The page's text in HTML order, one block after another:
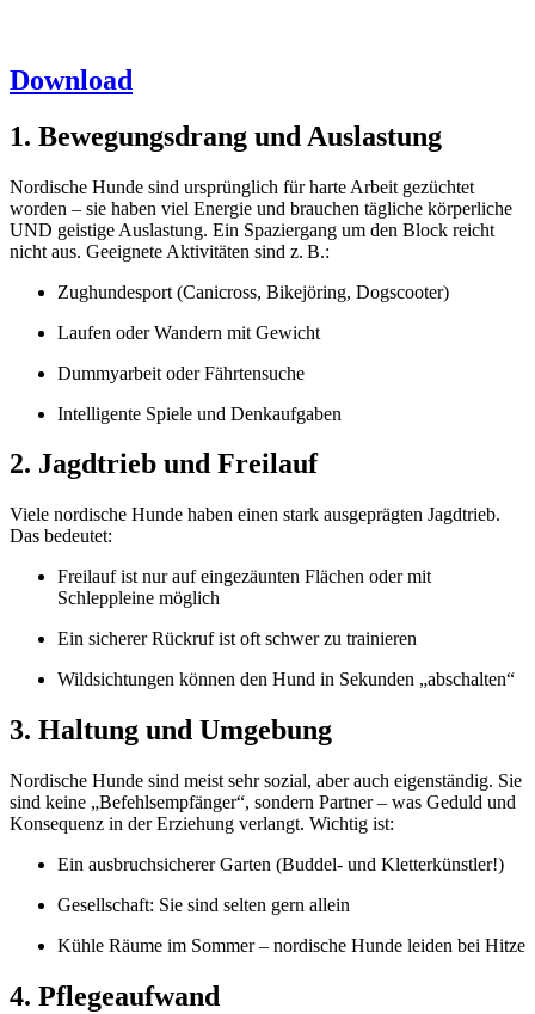
Download
1. Bewegungsdrang und Auslastung
Nordische Hunde sind ursprünglich für harte Arbeit gezüchtet
worden – sie haben viel Energie und brauchen tägliche körperliche
UND geistige Auslastung. Ein Spaziergang um den Block reicht
nicht aus. Geeignete Aktivitäten sind z. B.:
Zughundesport (Canicross, Bikejöring, Dogscooter)
Laufen oder Wandern mit Gewicht
Dummyarbeit oder Fährtensuche
Intelligente Spiele und Denkaufgaben
2. Jagdtrieb und Freilauf
Viele nordische Hunde haben einen stark ausgeprägten Jagdtrieb.
Das bedeutet:
Freilauf ist nur auf eingezäunten Flächen oder mit
Schleppleine möglich
Ein sicherer Rückruf ist oft schwer zu trainieren
Wildsichtungen können den Hund in Sekunden „abschalten“
3. Haltung und Umgebung
Nordische Hunde sind meist sehr sozial, aber auch eigenständig. Sie
sind keine „Befehlsempfänger“, sondern Partner – was Geduld und
Konsequenz in der Erziehung verlangt. Wichtig ist:
Ein ausbruchsicherer Garten (Buddel- und Kletterkünstler!)
Gesellschaft: Sie sind selten gern allein
Kühle Räume im Sommer – nordische Hunde leiden bei Hitze
4. Pflegeaufwand